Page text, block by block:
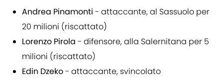
Andrea Pinamonti - attaccante, al Sassuolo per
20 milioni (riscattato)
Lorenzo Pirola - difensore, alla Salernitana per 5
milioni (riscattato)
Edin Dzeko- attaccante, svincolato